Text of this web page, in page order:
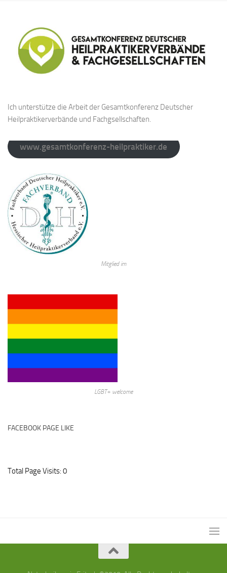
Ich unterstütze die Arbeit der Gesamtkonferenz Deutscher
Heilpraktikerverbände und Fachgsellschaften.
www.gesamtkonferenz-heilpraktiker.de
Mitglied im
LGBT+ welcome
FACEBOOK PAGE LIKE
Total Page Visits: 0